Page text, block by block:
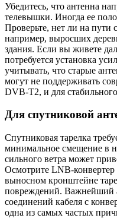
Убедитесь, что антенна
телевышки. Иногда ее
Проверьте, нет ли на пути
например, выросших
здания. Если вы живете
потребуется установка
учитывать, что старые
могут не поддерживать
DVB-T2, и для
Для спутниковой
Спутниковая тарелка
минимальное смещение в
сильного ветра может
Осмотрите LNB-конвертер
выносном кронштейне
повреждений. Важнейший
соединений кабеля с
одна из самых частых